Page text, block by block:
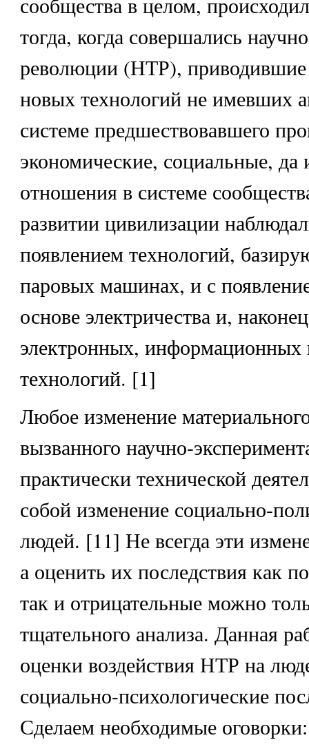
тогда, когда совершались
революции (НТР),
новых технологий не имевших
системе предшествовавшего
экономические, социальные, да
отношения в системе
развитии цивилизации
появлением технологий,
паровых машинах, и с
основе электричества и,
электронных, информационных
технологий. [1]
Любое изменение
вызванного научно-
практически технической
собой изменение социально-
людей. [11] Не всегда эти
а оценить их последствия как
так и отрицательные можно
тщательного анализа. Данная
оценки воздействия НТР на
социально-психологические
Сделаем необходимые оговорки: